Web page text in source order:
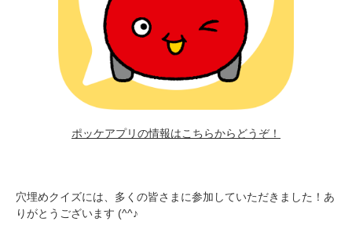
ポッケアプリの情報はこちらからどうぞ！
穴埋めクイズには、多くの皆さまに参加していただきました！あ
りがとうございます (^^♪